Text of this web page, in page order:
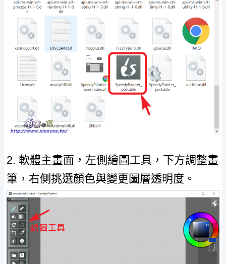
2. 軟體主畫面，左側繪圖工具，下方調整畫
筆，右側挑選顏色與變更圖層透明度。